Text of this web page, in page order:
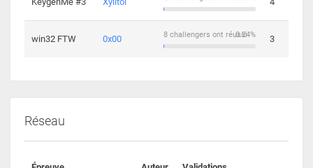
win32 FTW 0x00 0.24%
8 challengers ont réussi 3
Réseau